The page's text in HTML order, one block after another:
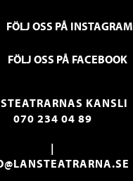
FÖLJ OSS PÅ INSTAGRAM
FÖLJ OSS PÅ FACEBOOK
KANSLI
070 234 04 89
|